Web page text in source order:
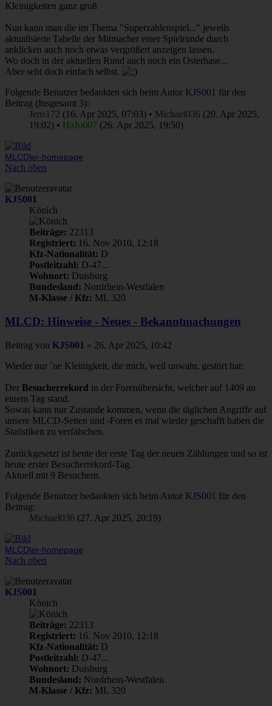
Kleinigkeiten ganz groß
Nun kann man die im Thema "Superzahlenspiel..." jeweils
aktualisierte Tabelle der Mitmacher einer Spielrunde durch
anklicken auch noch etwas vergrößert anzeigen lassen.
Wo doch in der aktuellen Rund auch noch ein Osterhase...
Aber seht doch einfach selbst.
Folgende Benutzer bedankten sich beim Autor KJS001 für den
Beitrag (Insgesamt 3):
Jens172 (16. Apr 2025, 07:03) • Michael036 (20. Apr 2025,
19:02) • HaJo007 (26. Apr 2025, 19:50)
MLCDler-homepage
Nach oben
KJS001
Könich
Beiträge: 22313
Registriert: 16. Nov 2010, 12:18
Kfz-Nationalität: D
Postleitzahl: D-47...
Wohnort: Duisburg
Bundesland: Nordrhein-Westfalen
M-Klasse / Kfz: ML 320
MLCD: Hinweise - Neues - Bekanntmachungen
Beitrag von KJS001 » 26. Apr 2025, 10:42
Wieder nur ´ne Kleinigkeit, die mich, weil unwahr, gestört hat:
Der Besucherrekord in der Forenübersicht, welcher auf 1409 an
einem Tag stand.
Sowas kann nur Zustande kommen, wenn die täglichen Angriffe auf
unsere MLCD-Seiten und -Foren es mal wieder geschafft haben die
Statistiken zu verfälschen.
Zurückgesetzt ist heute der erste Tag der neuen Zählungen und so ist
heute erster Besucherrekord-Tag.
Aktuell mit 9 Besuchern.
Folgende Benutzer bedankten sich beim Autor KJS001 für den
Beitrag:
Michael036 (27. Apr 2025, 20:19)
MLCDler-homepage
Nach oben
KJS001
Könich
Beiträge: 22313
Registriert: 16. Nov 2010, 12:18
Kfz-Nationalität: D
Postleitzahl: D-47...
Wohnort: Duisburg
Bundesland: Nordrhein-Westfalen
M-Klasse / Kfz: ML 320